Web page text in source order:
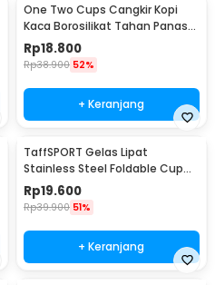
One Two Cups Cangkir Kopi
Kaca Borosilikat Tahan Panas
Double Wall Cup 160ml
Rp18.800
Rp38.900 52%
+ Keranjang
TaffSPORT Gelas Lipat
Stainless Steel Foldable Cup
Carabiner 240ml - F180
Rp19.600
Rp39.900 51%
+ Keranjang